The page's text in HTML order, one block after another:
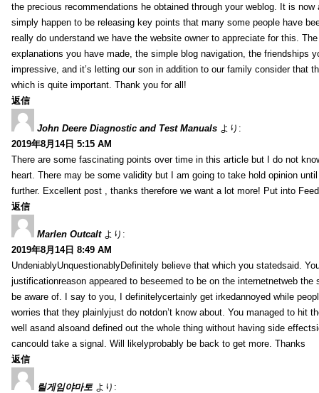
the precious recommendations he obtained through your weblog. It is now
simply happen to be releasing key points that many some people have
really do understand we have the website owner to appreciate for this.
explanations you have made, the simple blog navigation, the friendships
impressive, and it’s letting our son in addition to our family consider that
which is quite important. Thank you for all!
返信
John Deere Diagnostic and Test Manuals より:
2019年8月14日 5:15 AM
There are some fascinating points over time in this article but I do not
heart. There may be some validity but I am going to take hold opinion
further. Excellent post , thanks therefore we want a lot more! Put into
返信
Marlen Outcalt より:
2019年8月14日 8:49 AM
UndeniablyUnquestionablyDefinitely believe that which you statedsaid.
justificationreason appeared to beseemed to be on the internetnetweb
be aware of. I say to you, I definitelycertainly get irkedannoyed while
worries that they plainlyjust do notdon’t know about. You managed to hit
well asand alsoand defined out the whole thing without having side
cancould take a signal. Will likelyprobably be back to get more. Thanks
返信
릴게임야마토 より: